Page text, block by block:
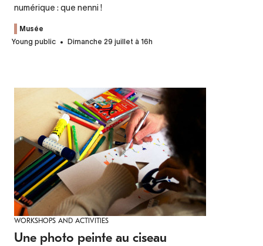
numérique : que nenni !
Musée
Young public
Dimanche 29 juillet à 16h
WORKSHOPS AND ACTIVITIES
Une photo peinte au ciseau